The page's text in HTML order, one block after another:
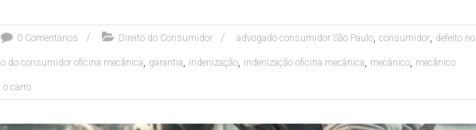
0 Comentários Direito do Consumidor advogado consumidor São Paulo, consumidor, defeito no
do consumidor oficina mecânica, garantia, indenização, indenização oficina mecânica, mecânico, mecânico
o carro